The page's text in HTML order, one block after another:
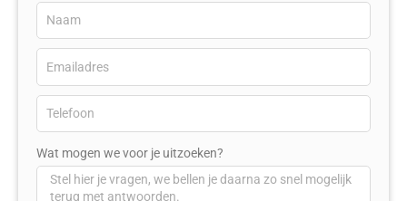
Wat mogen we voor je uitzoeken?